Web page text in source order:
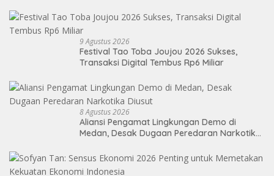
Kepulauan Nias
9 Agustus 2026
Festival Tao Toba Joujou 2026 Sukses,
Transaksi Digital Tembus Rp6 Miliar
8 Agustus 2026
Aliansi Pengamat Lingkungan Demo di
Medan, Desak Dugaan Peredaran Narkotika